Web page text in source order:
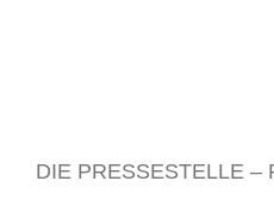
DIE PRESSESTELLE –